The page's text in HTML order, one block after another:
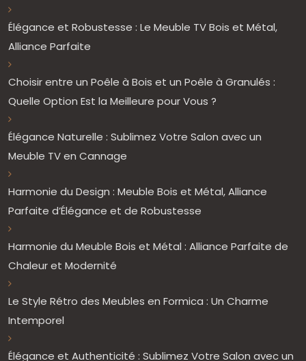
Élégance et Robustesse : Le Meuble TV Bois et Métal,
Alliance Parfaite
Choisir entre un Poêle à Bois et un Poêle à Granulés :
Quelle Option Est la Meilleure pour Vous ?
Élégance Naturelle : Sublimez Votre Salon avec un
Meuble TV en Cannage
Harmonie du Design : Meuble Bois et Métal, Alliance
Parfaite d’Élégance et de Robustesse
Harmonie du Meuble Bois et Métal : Alliance Parfaite de
Chaleur et Modernité
Le Style Rétro des Meubles en Formica : Un Charme
Intemporel
Élégance et Authenticité : Sublimez Votre Salon avec un